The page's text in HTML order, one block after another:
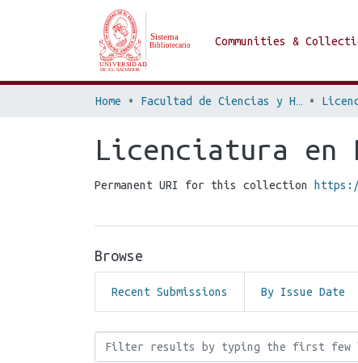
Communities &
Home Facultad de Ciencias y Humanidades
Licenciatura en
Permanent URI for this collection
Browse
Recent Submissions By Issue Date
Browsing Licenciatura